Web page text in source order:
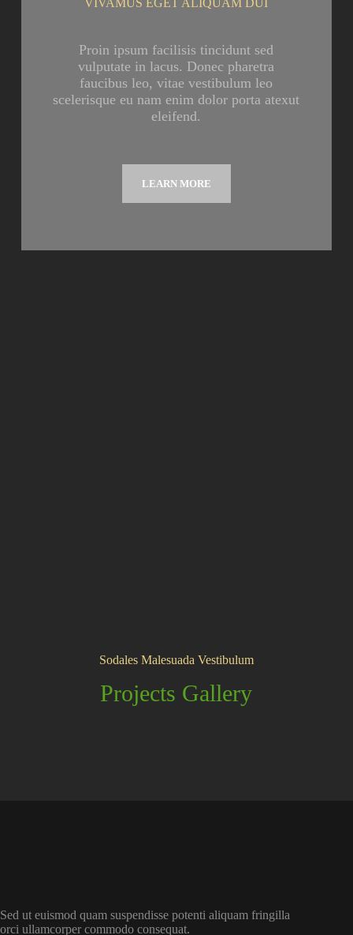
VIVAMUS EGET ALIQUAM DUI
Proin ipsum facilisis tincidunt sed
vulputate in lacus. Donec pharetra
faucibus leo, vitae vestibulum leo
scelerisque eu nam enim dolor porta atexut
eleifend.
LEARN MORE
Sodales Malesuada Vestibulum
Projects Gallery
Sed ut euismod quam suspendisse potenti aliquam fringilla
orci ullamcorper commodo consequat.